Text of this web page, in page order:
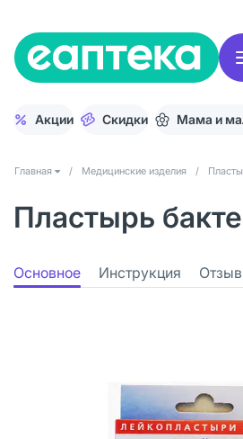
Акции Скидки Мама и
Главная / Медицинские изделия /
Пластырь
Основное Инструкция